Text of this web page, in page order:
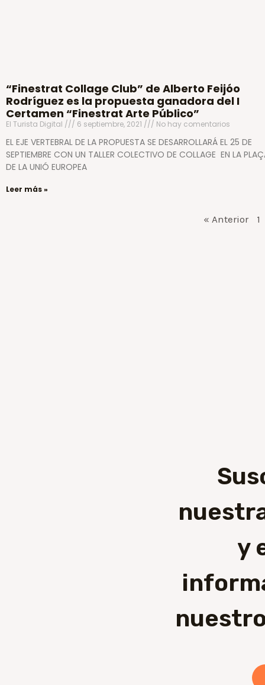
“Finestrat Collage Club” de Alberto Feijóo
Rodríguez es la propuesta ganadora del I
Certamen “Finestrat Arte Público”
El Turista Digital 6 septiembre, 2021 No hay comentarios
EL EJE VERTEBRAL DE LA PROPUESTA SE DESARROLLARÁ EL 25 DE
SEPTIEMBRE CON UN TALLER COLECTIVO DE COLLAGE EN LA
DE LA UNIÓ EUROPEA
Leer más »
« Anterior 1
y